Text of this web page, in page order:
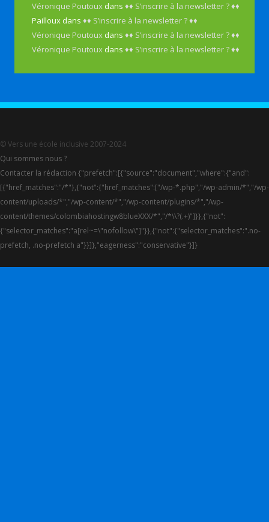
Véronique Poutoux dans♦♦ S’inscrire à la newsletter ? ♦♦
Pailloux dans♦♦ S’inscrire à la newsletter ? ♦♦
Véronique Poutoux dans♦♦ S’inscrire à la newsletter ? ♦♦
Véronique Poutoux dans♦♦ S’inscrire à la newsletter ? ♦♦
© Vers une école inclusive 2007-2024
Qui sommes nous ?
Contacter la rédaction {"prefetch":[{"source":"document","where":{"and":
[{"href_matches":"/*"},{"not":{"href_matches":["/wp-*.php","/wp-admin/*","/wp-
content/uploads/*","/wp-content/*","/wp-content/plugins/*","/wp-
content/themes/colombiahostingw8blueXXX/*","/*\\?(.+)"]}},{"not":
{"selector_matches":"a[rel~=\"nofollow\"]"}},{"not":{"selector_matches":".no-
prefetch, .no-prefetch a"}}]},"eagerness":"conservative"}]}